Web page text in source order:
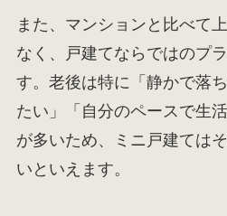
また、マンションと比べて
なく、戸建てならではのプ
す。老後は特に「静かで落
たい」「自分のペースで生
が多いため、ミニ戸建ては
いといえます。